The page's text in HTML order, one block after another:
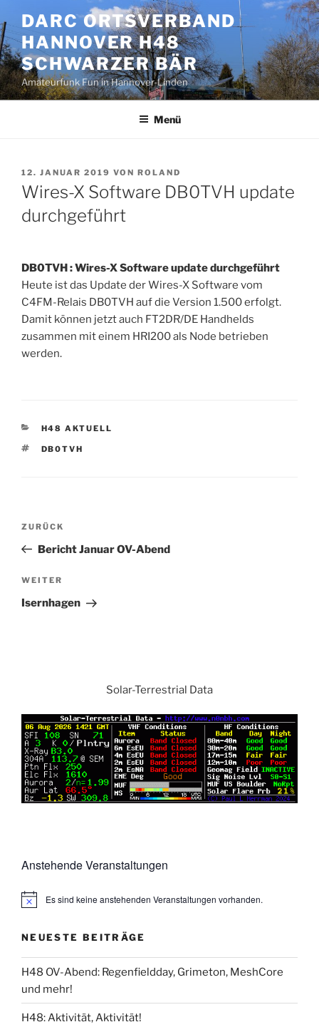
Inhalt
springen
DARC ORTSVERBAND
HANNOVER H48
SCHWARZER BÄR
Amateurfunk Fun in Hannover-Linden
Menü
VERÖFFENTLICHT
AM
12. JANUAR 2019 VON ROLAND
Wires-X Software DB0TVH update
durchgeführt
DB0TVH : Wires-X Software update durchgeführt
Heute ist das Update der Wires-X Software vom
C4FM-Relais DB0TVH auf die Version 1.500 erfolgt.
Damit können jetzt auch FT2DR/DE Handhelds
zusammen mit einem HRI200 als Node betrieben
werden.
KATEGORIEN
H48 AKTUELL
SCHLAGWÖRTER
DB0TVH
Beitrags-
Vorheriger
Beitrag
ZURÜCK
Bericht Januar OV-Abend
Nächster
Beitrag
WEITER
Isernhagen
Solar-Terrestrial Data
Anstehende Veranstaltungen
Es sind keine anstehenden Veranstaltungen vorhanden.
NEUESTE BEITRÄGE
H48 OV-Abend: Regenfieldday, Grimeton, MeshCore
und mehr!
H48: Aktivität, Aktivität!